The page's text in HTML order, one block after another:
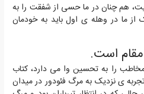
هم چنان در ما حسی از شفقت را به
ما در وهله ی اول باید به خودمان
مقام است.
را به تحسین وا می دارد، کتاب
ی نزدیک به مرگ فئودور در میدان